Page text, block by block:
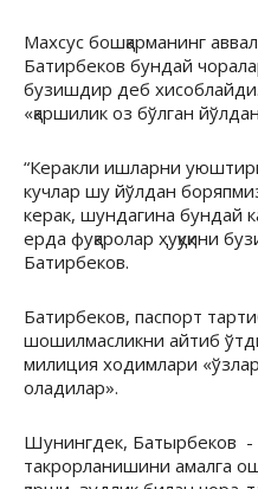
Махсус бошқарманинг
Батирбеков бундай
бузишдир деб
«қаршилик оз бўлган
“Керакли ишларни
кучлар шу йўлдан
керак, шундагина бундай
ерда фуқаролар ҳуқуқини
Батирбеков.
Батирбеков, паспорт
шошилмасликни айтиб
милиция ходимлари
оладилар».
Шунингдек, Батырбеков -
такрорланишини амалга